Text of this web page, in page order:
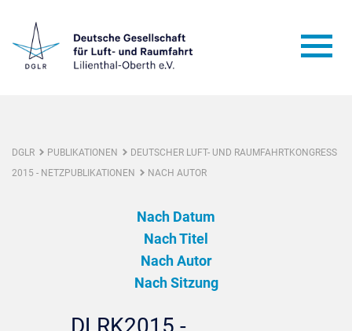
DGLR PUBLIKATIONEN
DEUTSCHER LUFT- UND RAUMFAHRTKONGRESS
2015 - NETZPUBLIKATIONEN
NACH AUTOR
Nach Datum
Nach Titel
Nach Autor
Nach Sitzung